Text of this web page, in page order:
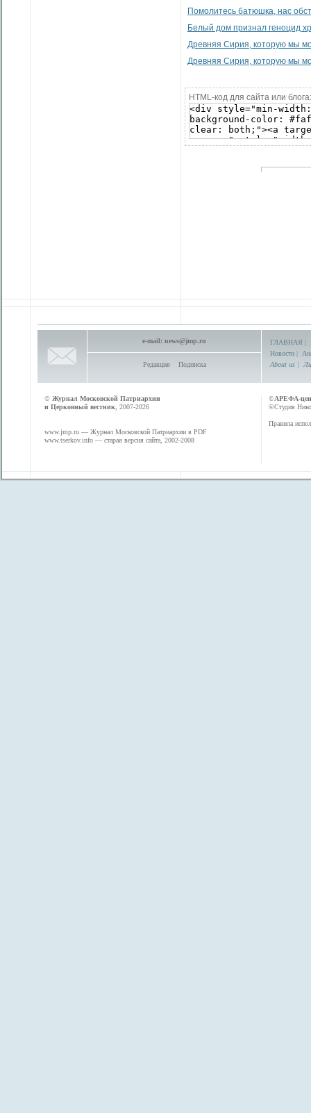
Помолитесь батюшка, нас
Белый дом признал геноцид
Древняя Сирия, которую мы
Древняя Сирия, которую мы
HTML-код для сайта или блога:
e-mail: news@jmp.ru
Редакция Подписка
ГЛАВНАЯ |
Новости |
About us |
© Журнал Московской Патриархии
и Церковный вестник , 2007-2026
www.jmp.ru — Журнал Московской Патриархии в PDF
www.tserkov.info — старая версия сайта, 2002-2008
©АРЕФА-
©Студия
Правила